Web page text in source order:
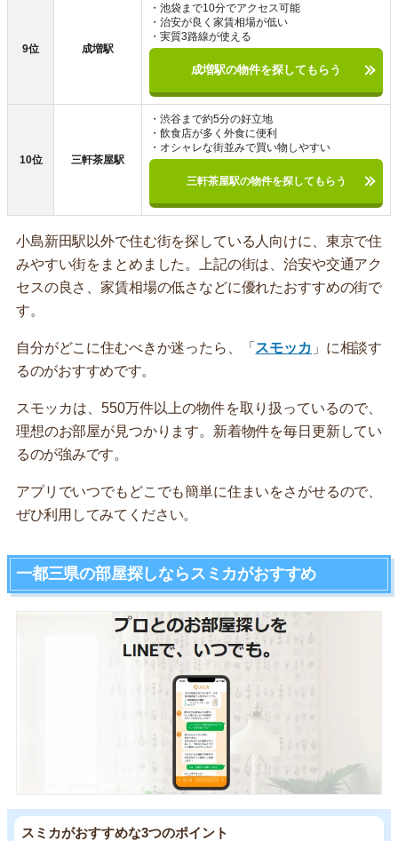
9位 成増駅
・池袋まで10分でアクセス可能
・治安が良く家賃相場が低い
・実質3路線が使える
成増駅の物件を探してもらう
10位 三軒茶屋駅
・渋谷まで約5分の好立地
・飲食店が多く外食に便利
・オシャレな街並みで買い物しやすい
三軒茶屋駅の物件を探してもらう
小島新田駅以外で住む街を探している人向けに、東京で住
みやすい街をまとめました。上記の街は、治安や交通アク
セスの良さ、家賃相場の低さなどに優れたおすすめの街で
す。
自分がどこに住むべきか迷ったら、「 スモッカ 」に相談す
るのがおすすめです。
スモッカは、550万件以上の物件を取り扱っているので、
理想のお部屋が見つかります。新着物件を毎日更新してい
るのが強みです。
アプリでいつでもどこでも簡単に住まいをさがせるので、
ぜひ利用してみてください。
一都三県の部屋探しならスミカがおすすめ
スミカがおすすめな3つのポイント